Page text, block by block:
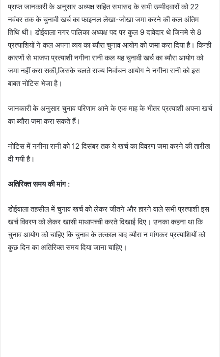
प्राप्त जानकारी के अनुसार अध्यक्ष सहित सभासद के सभी उम्मीदवारों को 22
नवंबर तक के चुनावी खर्च का फाइनल लेखा-जोखा जमा करने की कल अंतिम
तिथि थी। डोईवाला नगर पालिका अध्यक्ष पद पर कुल 9 दावेदार थे जिनमे से 8
प्रत्याशियों ने कल अपना व्यय का ब्यौरा चुनाव आयोग को जमा करा दिया है। किन्ही
कारणों से भाजपा प्रत्याशी नगीना रानी कल यह चुनावी खर्च का ब्यौरा आयोग को
जमा नहीं करा सकी,जिसके चलते राज्य निर्वाचन आयोग ने नगीना रानी को इस
बाबत नोटिस भेजा है।
जानकारी के अनुसार चुनाव परिणाम आने के एक माह के भीतर प्रत्याशी अपना खर्च
का ब्यौरा जमा करा सकते हैं।
नोटिस में नगीना रानी को 12 दिसंबर तक ये खर्च का विवरण जमा करने की तारीख
दी गयी है।
अतिरिक्त समय की मांग :
डोईवाला तहसील में चुनाव खर्च को लेकर जीतने और हारने वाले सभी प्रत्याशी इस
खर्च विवरण को लेकर खासी माथापच्ची करते दिखाई दिए। उनका कहना था कि
चुनाव आयोग को चाहिए कि चुनाव के तत्काल बाद ब्यौरा न मांगकर प्रत्याशियों को
कुछ दिन का अतिरिक्त समय दिया जाना चाहिए।